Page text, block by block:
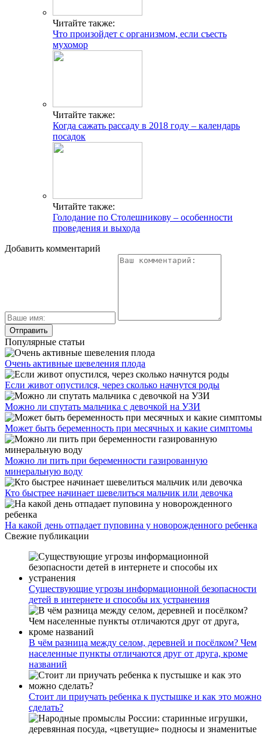
Читайте также:
Что произойдет с организмом, если съесть
мухомор
Читайте также:
Когда сажать рассаду в 2018 году – календарь
посадок
Читайте также:
Голодание по Столешникову – особенности
проведения и выхода
Добавить комментарий
Популярные статьи
Очень активные шевеления плода
Если живот опустился, через сколько начнутся роды
Можно ли спутать мальчика с девочкой на УЗИ
Может быть беременность при месячных и какие симптомы
Можно ли пить при беременности газированную
минеральную воду
Кто быстрее начинает шевелиться мальчик или девочка
На какой день отпадает пуповина у новорожденного ребенка
Свежие публикации
Существующие угрозы информационной безопасности
детей в интернете и способы их устранения
В чём разница между селом, деревней и посёлком? Чем
населенные пункты отличаются друг от друга, кроме
названий
Стоит ли приучать ребенка к пустышке и как это можно
сделать?